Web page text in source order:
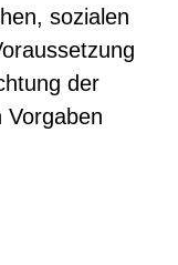
sozialen
der
Vorgaben